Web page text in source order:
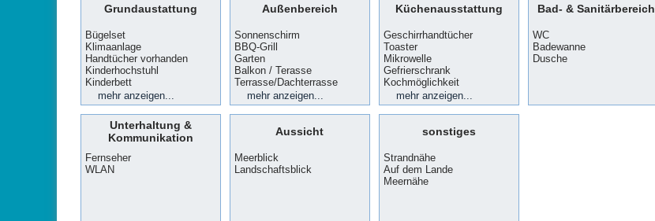
Grundaustattung
Bügelset
Klimaanlage
Handtücher vorhanden
Kinderhochstuhl
Kinderbett
Waschmaschine
Wäscheständer
Bettwäsche vorhanden
Babybett
mehr anzeigen...
Außenbereich
Sonnenschirm
BBQ-Grill
Garten
Balkon / Terasse
Terrasse/Dachterrasse
Sonnenschutz
Sonnenliegen
Aussenmobiliar
Parkmöglichkeit
Außendusche
Swimmingpool
mehr anzeigen...
Küchenausstattung
Geschirrhandtücher
Toaster
Mikrowelle
Gefrierschrank
Kochmöglichkeit
Küche
Wasserkocher
Kaffeemaschine
Geschirrspülmaschine
Kühlschrank
Backofen
mehr anzeigen...
Bad- & Sanitärbereich
WC
Badewanne
Dusche
Unterhaltung &
Kommunikation
Fernseher
WLAN
Aussicht
Meerblick
Landschaftsblick
sonstiges
Strandnähe
Auf dem Lande
Meernähe